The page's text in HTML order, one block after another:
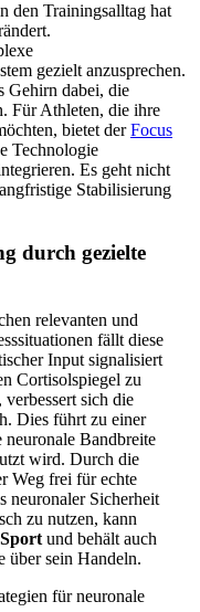
den Trainingsalltag hat
gezielt anzusprechen.
Gehirn dabei, die
Für Athleten, die ihre
bietet derFocus
Technologie
Es geht nicht
Stabilisierung
durch gezielte
relevanten und
fällt diese
Input signalisiert
Cortisolspiegel zu
sich die
Dies führt zu einer
neuronale Bandbreite
wird. Durch die
Weg frei für echte
neuronaler Sicherheit
zu nutzen, kann
und behält auch
über sein Handeln.